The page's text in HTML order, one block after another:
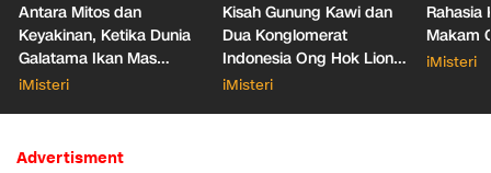
Antara Mitos dan
Keyakinan, Ketika Dunia
Galatama Ikan Mas
Bersentuhan dengan Hal
iMisteri
Kisah Gunung Kawi dan
Dua Konglomerat
Indonesia Ong Hok Liong
hingga Liem Sioe Liong
iMisteri
Rahasia
Makam
iMisteri
Advertisment